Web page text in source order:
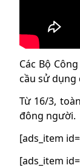
Các Bộ
cầu sử dụng
Từ 16/3,
đông người.
[ads_item
[ads_item